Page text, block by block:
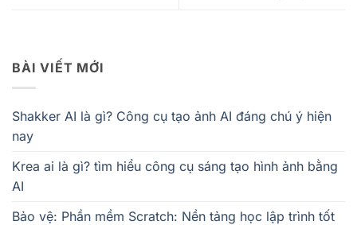
BÀI VIẾT MỚI
Shakker AI là gì? Công cụ tạo ảnh AI đáng chú ý hiện
nay
Krea ai là gì? tìm hiểu công cụ sáng tạo hình ảnh bằng
AI
Bảo vệ: Phần mềm Scratch: Nền tảng học lập trình tốt